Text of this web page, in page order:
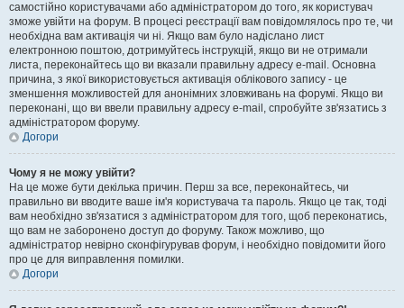
самостійно користувачами або адміністратором до того, як користувач
зможе увійти на форум. В процесі реєстрації вам повідомлялось про те, чи
необхідна вам активація чи ні. Якщо вам було надіслано лист
електронною поштою, дотримуйтесь інструкцій, якщо ви не отримали
листа, переконайтесь що ви вказали правильну адресу e-mail. Основна
причина, з якої використовується активація облікового запису - це
зменшення можливостей для анонімних зловживань на форумі. Якщо ви
переконані, що ви ввели правильну адресу e-mail, спробуйте зв'язатись з
адміністратором форуму.
Догори
Чому я не можу увійти?
На це може бути декілька причин. Перш за все, переконайтесь, чи
правильно ви вводите ваше ім'я користувача та пароль. Якщо це так, тоді
вам необхідно зв'язатися з адміністратором для того, щоб переконатись,
що вам не заборонено доступ до форуму. Також можливо, що
адміністратор невірно сконфігурував форум, і необхідно повідомити його
про це для виправлення помилки.
Догори